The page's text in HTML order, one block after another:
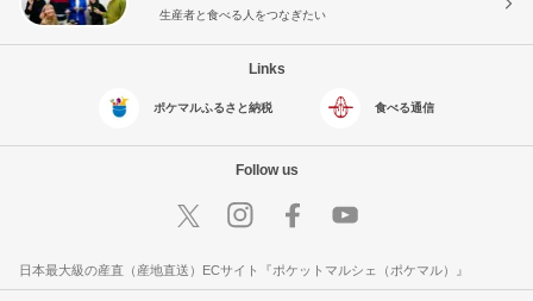
生産者と食べる人をつなぎたい
Links
ポケマルふるさと納税 食べる通信
Follow us
日本最大級の産直（産地直送）ECサイト『ポケットマルシェ（ポケマル）』